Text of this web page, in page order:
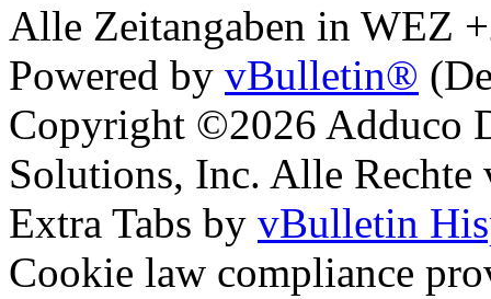
Alle Zeitangaben in WEZ
Powered by vBulletin®
Copyright ©2026 Adduco
Solutions, Inc. Alle Rechte
Extra Tabs by vBulletin
Cookie law compliance